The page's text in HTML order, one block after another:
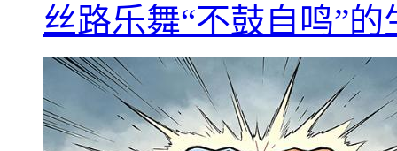
丝路乐舞“不鼓自鸣”